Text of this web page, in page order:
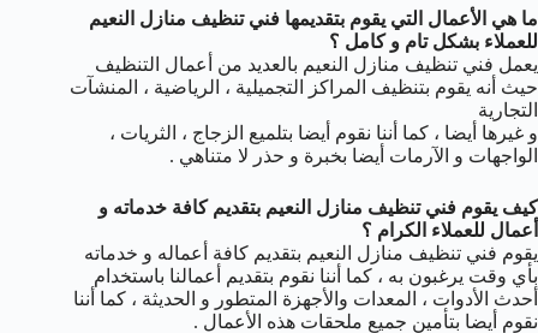
ما هي الأعمال التي يقوم بتقديمها فني تنظيف منازل النعيم
للعملاء بشكل تام و كامل ؟
يعمل فني تنظيف منازل النعيم بالعديد من أعمال التنظيف
حيث أنه يقوم بتنظيف المراكز التجميلية ، الرياضية ، المنشآت
التجارية
و غيرها أيضا ، كما أننا نقوم أيضا بتلميع الزجاج ، الثريات ،
الواجهات و الآرمات أيضا بخبرة و حذر لا متناهي .
كيف يقوم فني تنظيف منازل النعيم بتقديم كافة خدماته و
أعمال للعملاء الكرام ؟
يقوم فني تنظيف منازل النعيم بتقديم كافة أعماله و خدماته
بأي وقت يرغبون به ، كما أننا نقوم بتقديم أعمالنا باستخدام
أحدث الأدوات ، المعدات والأجهزة المتطور و الحديثة ، كما أننا
نقوم أيضا بتأمين جميع ملحقات هذه الأعمال .